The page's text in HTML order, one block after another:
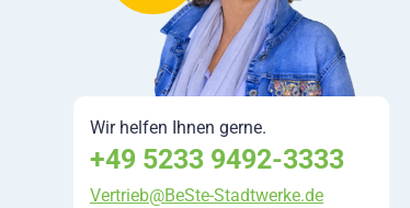
Wir helfen Ihnen gerne.
+49 5233 9492-3333
Vertrieb@BeSte-Stadtwerke.de